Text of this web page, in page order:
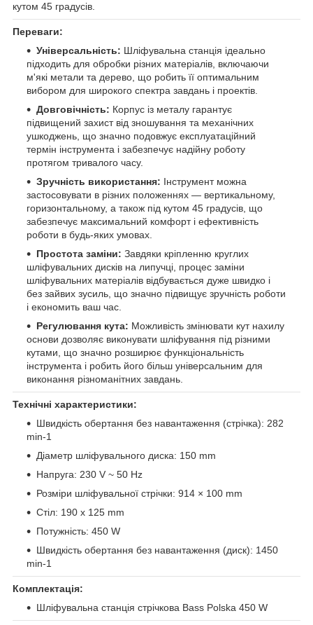
кутом 45 градусів.
Переваги:
Універсальність: Шліфувальна станція ідеально
підходить для обробки різних матеріалів, включаючи
м'які метали та дерево, що робить її оптимальним
вибором для широкого спектра завдань і проектів.
Довговічність: Корпус із металу гарантує
підвищений захист від зношування та механічних
ушкоджень, що значно подовжує експлуатаційний
термін інструмента і забезпечує надійну роботу
протягом тривалого часу.
Зручність використання: Інструмент можна
застосовувати в різних положеннях — вертикальному,
горизонтальному, а також під кутом 45 градусів, що
забезпечує максимальний комфорт і ефективність
роботи в будь-яких умовах.
Простота заміни: Завдяки кріпленню круглих
шліфувальних дисків на липучці, процес заміни
шліфувальних матеріалів відбувається дуже швидко і
без зайвих зусиль, що значно підвищує зручність роботи
і економить ваш час.
Регулювання кута: Можливість змінювати кут нахилу
основи дозволяє виконувати шліфування під різними
кутами, що значно розширює функціональність
інструмента і робить його більш універсальним для
виконання різноманітних завдань.
Технічні характеристики:
Швидкість обертання без навантаження (стрічка): 282
min-1
Діаметр шліфувального диска: 150 mm
Напруга: 230 V ~ 50 Hz
Розміри шліфувальної стрічки: 914 × 100 mm
Стіл: 190 x 125 mm
Потужність: 450 W
Швидкість обертання без навантаження (диск): 1450
min-1
Комплектація:
Шліфувальна станція стрічкова Bass Polska 450 W